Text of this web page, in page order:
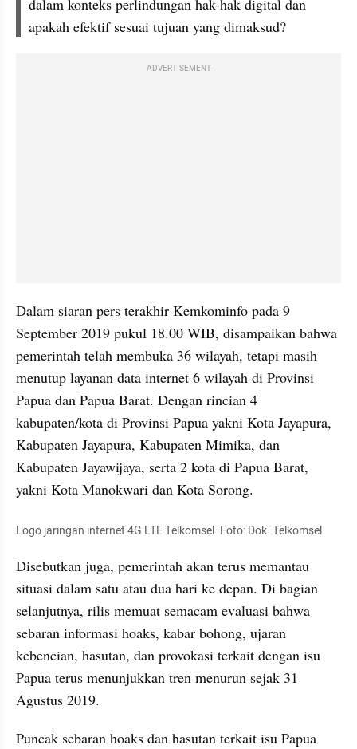
apakah efektif sesuai tujuan yang dimaksud?
ADVERTISEMENT
Dalam siaran pers terakhir Kemkominfo pada 9
September 2019 pukul 18.00 WIB, disampaikan bahwa
pemerintah telah membuka 36 wilayah, tetapi masih
menutup layanan data internet 6 wilayah di Provinsi
Papua dan Papua Barat. Dengan rincian 4
kabupaten/kota di Provinsi Papua yakni Kota Jayapura,
Kabupaten Jayapura, Kabupaten Mimika, dan
Kabupaten Jayawijaya, serta 2 kota di Papua Barat,
yakni Kota Manokwari dan Kota Sorong.
Logo jaringan internet 4G LTE Telkomsel. Foto: Dok. Telkomsel
Disebutkan juga, pemerintah akan terus memantau
situasi dalam satu atau dua hari ke depan. Di bagian
selanjutnya, rilis memuat semacam evaluasi bahwa
sebaran informasi hoaks, kabar bohong, ujaran
kebencian, hasutan, dan provokasi terkait dengan isu
Papua terus menunjukkan tren menurun sejak 31
Agustus 2019.
Puncak sebaran hoaks dan hasutan terkait isu Papua